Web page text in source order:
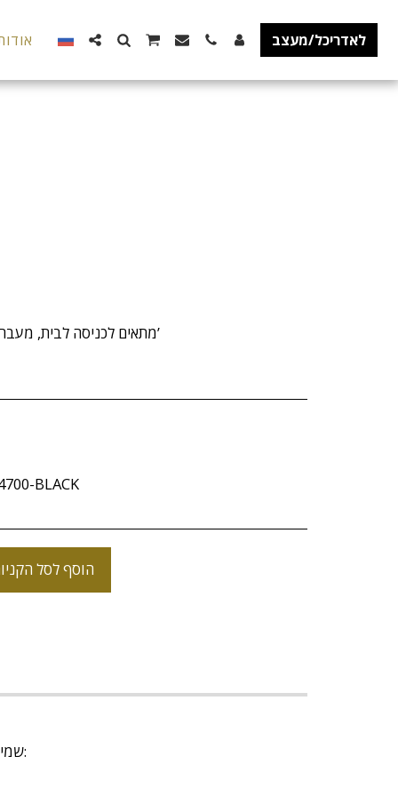
לאדריכל/מעצב
מתאים לכניסה לבית,
BLACK
הוסף לסל
אנו בחנות art-light שמים דגש על שירות לקוחות מצוין ומספקים משלוחים מהירים ובטוחים. להלן כל הפרטים לגבי המשלוחים: